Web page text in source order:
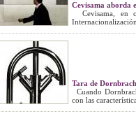
Cevisama aborda
Cevisama, en
Tara de
Cuando
con las